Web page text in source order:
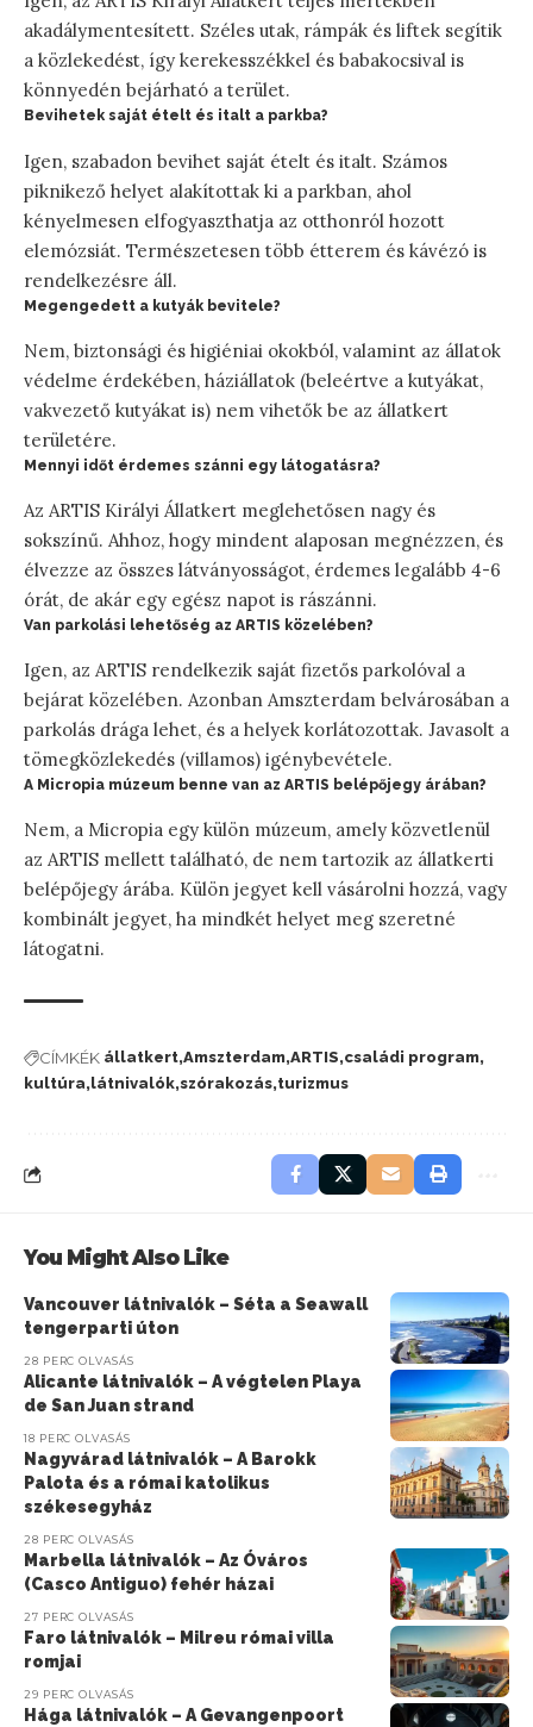
akadálymentesített. Széles utak, rámpák és liftek segítik
a közlekedést, így kerekesszékkel és babakocsival is
könnyedén bejárható a terület.
Bevihetek saját ételt és italt a parkba?
Igen, szabadon bevihet saját ételt és italt. Számos
piknikező helyet alakítottak ki a parkban, ahol
kényelmesen elfogyaszthatja az otthonról hozott
elemózsiát. Természetesen több étterem és kávézó is
rendelkezésre áll.
Megengedett a kutyák bevitele?
Nem, biztonsági és higiéniai okokból, valamint az állatok
védelme érdekében, háziállatok (beleértve a kutyákat,
vakvezető kutyákat is) nem vihetők be az állatkert
területére.
Mennyi időt érdemes szánni egy látogatásra?
Az ARTIS Királyi Állatkert meglehetősen nagy és
sokszínű. Ahhoz, hogy mindent alaposan megnézzen, és
élvezze az összes látványosságot, érdemes legalább 4-6
órát, de akár egy egész napot is rászánni.
Van parkolási lehetőség az ARTIS közelében?
Igen, az ARTIS rendelkezik saját fizetős parkolóval a
bejárat közelében. Azonban Amszterdam belvárosában a
parkolás drága lehet, és a helyek korlátozottak. Javasolt a
tömegközlekedés (villamos) igénybevétele.
A Micropia múzeum benne van az ARTIS belépőjegy árában?
Nem, a Micropia egy külön múzeum, amely közvetlenül
az ARTIS mellett található, de nem tartozik az állatkerti
belépőjegy árába. Külön jegyet kell vásárolni hozzá, vagy
kombinált jegyet, ha mindkét helyet meg szeretné
látogatni.
CÍMKÉK állatkert Amszterdam ARTIS családi program
kultúra látnivalók szórakozás turizmus
You Might Also Like
Vancouver látnivalók – Séta a Seawall
tengerparti úton
28 PERC OLVASÁS
Alicante látnivalók – A végtelen Playa
de San Juan strand
18 PERC OLVASÁS
Nagyvárad látnivalók – A Barokk
Palota és a római katolikus
székesegyház
28 PERC OLVASÁS
Marbella látnivalók – Az Óváros
(Casco Antiguo) fehér házai
27 PERC OLVASÁS
Faro látnivalók – Milreu római villa
romjai
29 PERC OLVASÁS
Hága látnivalók – A Gevangenpoort